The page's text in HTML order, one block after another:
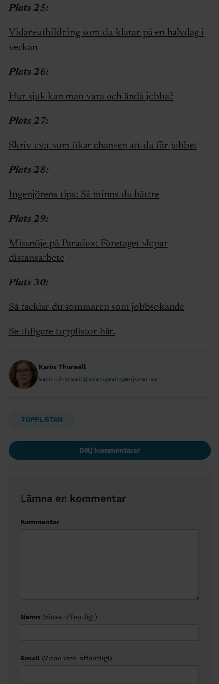
Plats 25:
Vidareutbildning som du klarar på en halvdag i
veckan
Plats 26:
Hur sjuk kan man vara och ändå jobba?
Plats 27:
Skriv cv:t som ökar chansen att du får jobbet
Plats 28:
Ingenjörens tips: Så minns du bättre
Plats 29:
Missnöje på Paradox: Företaget slopar
distansarbete
Plats 30:
Så tacklar du sommaren som jobbsökande
Se tidigare topplistor här.
Karin Thorsell
karin.thorsell@sverigesingenjorer.se
TOPPLISTAN
Dölj kommentarer
Lämna en kommentar
Kommentar
Namn (Visas offentligt)
Email (Visas inte offentligt)